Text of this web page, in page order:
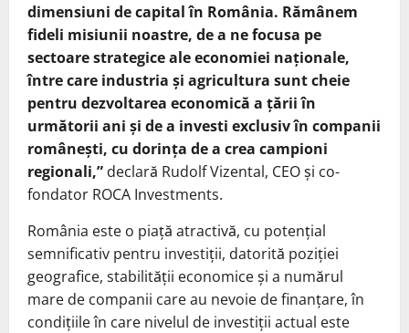
dimensiuni de capital în România. Rămânem
fideli misiunii noastre, de a ne focusa pe
sectoare strategice ale economiei naționale,
între care industria și agricultura sunt cheie
pentru dezvoltarea economică a țării în
următorii ani și de a investi exclusiv în companii
românești, cu dorința de a crea campioni
regionali,” declară Rudolf Vizental, CEO și co-
fondator ROCA Investments.
România este o piață atractivă, cu potențial
semnificativ pentru investiții, datorită poziției
geografice, stabilității economice și a numărul
mare de companii care au nevoie de finanțare, în
condițiile în care nivelul de investiții actual este